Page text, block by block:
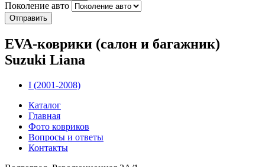
Поколение авто
EVA-коврики (салон и багажник)
Suzuki Liana
I (2001-2008)
Каталог
Главная
Фото ковриков
Вопросы и ответы
Контакты